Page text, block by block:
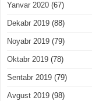
Yanvar 2020 (67)
Dekabr 2019 (88)
Noyabr 2019 (79)
Oktabr 2019 (78)
Sentabr 2019 (79)
Avgust 2019 (98)